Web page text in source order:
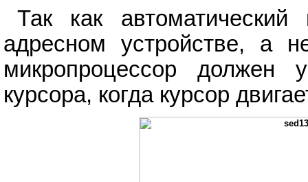
Так как
адресном устройстве, а
микропроцессор должен
курсора, когда курсор